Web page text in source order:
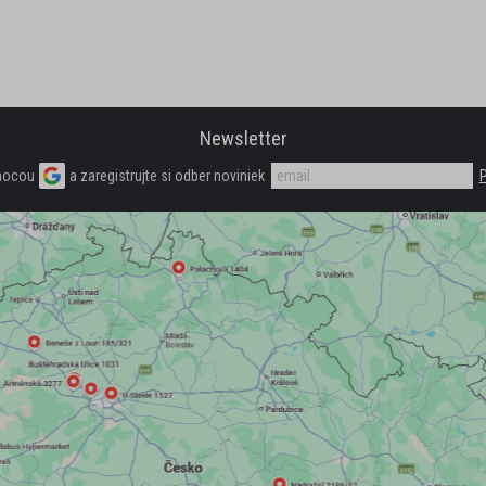
Newsletter
a zaregistrujte si odber noviniek